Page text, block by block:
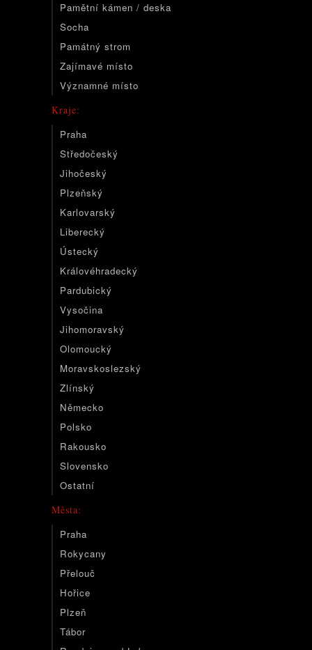
Pamětní kámen / deska
Socha
Památný strom
Zajímavé místo
Významné místo
Kraje:
Praha
Středočeský
Jihočeský
Plzeňský
Karlovarský
Liberecký
Ústecký
Královéhradecký
Pardubický
Vysočina
Jihomoravský
Olomoucký
Moravskoslezský
Zlínský
Německo
Polsko
Rakousko
Slovensko
Ostatní
Města:
Praha
Rokycany
Přelouč
Hořice
Plzeň
Tábor